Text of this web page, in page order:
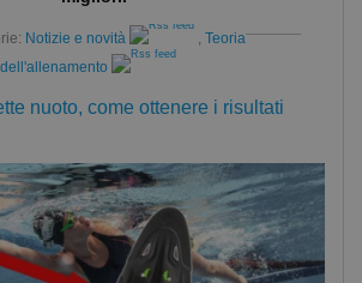
Notizie e novità , Teoria
dell'allenamento